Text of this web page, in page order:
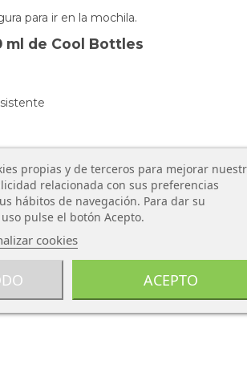
para ir en la mochila.
ml de Cool Bottles
propias y de terceros para mejorar
relacionada con sus preferencias
hábitos de navegación. Para dar su
pulse el botón Acepto.
cookies
ACEPTO